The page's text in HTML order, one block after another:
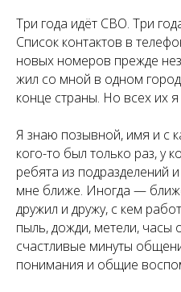
Три года идёт СВО. Три
Список контактов в
новых номеров прежде
жил со мной в одном
конце страны. Но всех их я
Я знаю позывной, имя и с
кого-то был только раз, у
ребята из подразделений
мне ближе. Иногда —
дружил и дружу, с кем
пыль, дожди, метели, часы
счастливые минуты
понимания и общие